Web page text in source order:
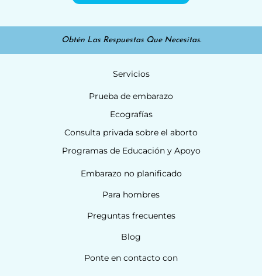
Obtén Las Respuestas Que Necesitas.
Servicios
Prueba de embarazo
Ecografías
Consulta privada sobre el aborto
Programas de Educación y Apoyo
Embarazo no planificado
Para hombres
Preguntas frecuentes
Blog
Ponte en contacto con